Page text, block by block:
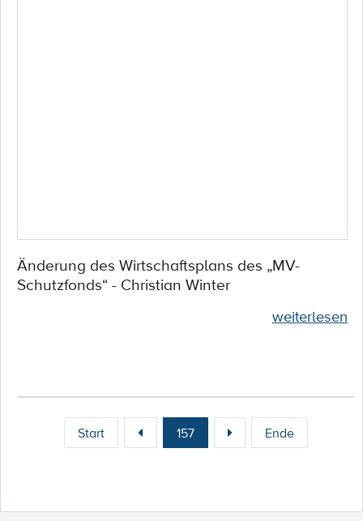
Änderung des Wirtschaftsplans des „MV-
Schutzfonds“ - Christian Winter
weiterlesen
Start 157 Ende